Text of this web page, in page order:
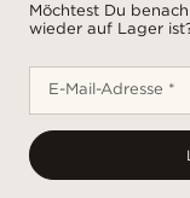
Möchtest Du
wieder auf Lager
E-Mail-Adresse *